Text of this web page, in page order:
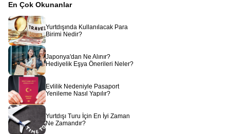
En Çok Okunanlar
Yurtdışında Kullanılacak Para
Birimi Nedir?
Japonya'dan Ne Alınır?
Hediyelik Eşya Önerileri Neler?
Evlilik Nedeniyle Pasaport
Yenileme Nasıl Yapılır?
Yurtdışı Turu İçin En İyi Zaman
Ne Zamandır?